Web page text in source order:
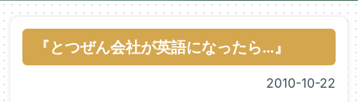
『とつぜん会社が英語になったら…』
2010-10-22